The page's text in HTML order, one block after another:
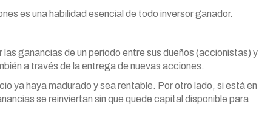
es una habilidad esencial de todo inversor ganador.
ganancias de un periodo entre sus dueños (accionistas) y
a través de la entrega de nuevas acciones.
ya haya madurado y sea rentable. Por otro lado, si está en
se reinviertan sin que quede capital disponible para